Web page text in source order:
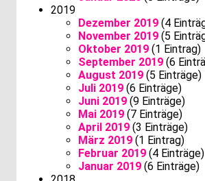
2019
Dezember 2019 (4
November 2019 (5
Oktober 2019 (1 Eintrag)
September 2019 (6
August 2019 (5 Einträge)
Juli 2019 (6 Einträge)
Juni 2019 (9 Einträge)
Mai 2019 (7 Einträge)
April 2019 (3 Einträge)
März 2019 (1 Eintrag)
Februar 2019 (4 Einträge)
Januar 2019 (6 Einträge)